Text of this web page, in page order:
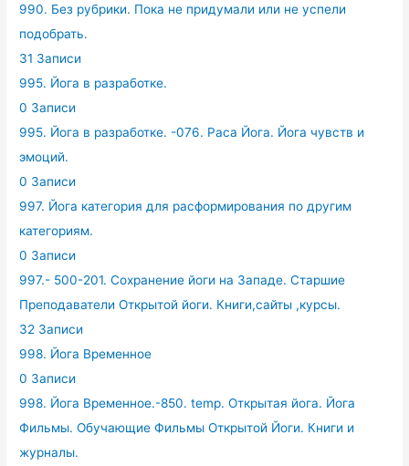
990. Без рубрики. Пока не придумали или не успели
подобрать.
31 Записи
995. Йога в разработке.
0 Записи
995. Йога в разработке. -076. Раса Йога. Йога чувств и
эмоций.
0 Записи
997. Йога категория для расформирования по другим
категориям.
0 Записи
997.- 500-201. Сохранение йоги на Западе. Старшие
Преподаватели Открытой йоги. Книги,сайты ,курсы.
32 Записи
998. Йога Временное
0 Записи
998. Йога Временное.-850. temp. Открытая йога. Йога
Фильмы. Обучающие Фильмы Открытой Йоги. Книги и
журналы.